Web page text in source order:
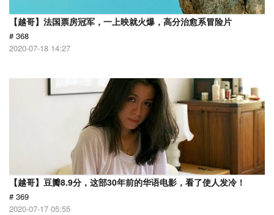
【越哥】法国票房冠军，一上映就火爆，高分治愈系冒险片
# 368
2020-07-18 14:27
【越哥】豆瓣8.9分，这部30年前的华语电影，看了使人发冷！
# 369
2020-07-17 05:55